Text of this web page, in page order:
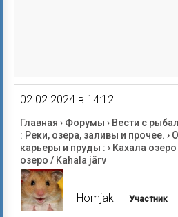
02.02.2024 в 14:12
Главная › Форумы › Вести с
: Реки, озера, заливы и прочее. ›
карьеры и пруды : › Кахала
озеро / Kahala järv
Homjak Участник